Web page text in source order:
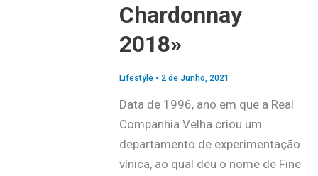
Chardonnay
2018»
Lifestyle• 2 de Junho, 2021
Data de 1996, ano em que a Real
Companhia Velha criou um
departamento de experimentação
vínica, ao qual deu o nome de Fine